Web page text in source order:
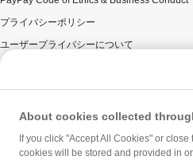
プライバシーポリシー
ユーザープライバシーについて
ウェブサイト利用規約
反社会的勢力に対する方針
勧誘方針
マネロン等基本方針
About cookies collected
If you click "Accept All Cookies" or
cookies will be stored and provided in